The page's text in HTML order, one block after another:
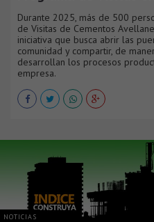
Durante 2025, más de 500
de Visitas de Cementos
iniciativa que busca abrir las
comunidad y compartir, de
desarrollan los procesos
empresa.
NOTICIAS